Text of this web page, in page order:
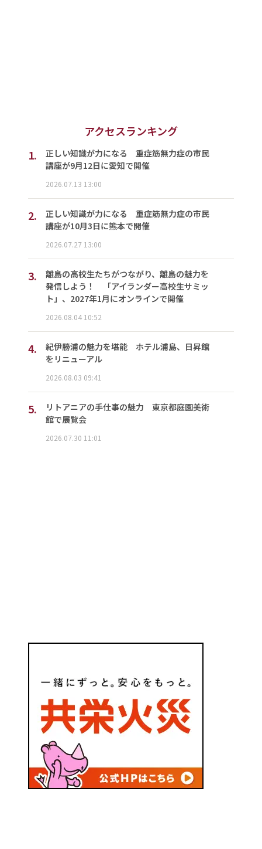
アクセスランキング
1.
正しい知識が力になる 重症筋無力症の市民
講座が9月12日に愛知で開催
2026.07.13 13:00
2.
正しい知識が力になる 重症筋無力症の市民
講座が10月3日に熊本で開催
2026.07.27 13:00
3.
離島の高校生たちがつながり、離島の魅力を
発信しよう！ 「アイランダー高校生サミッ
ト」、2027年1月にオンラインで開催
2026.08.04 10:52
4.
紀伊勝浦の魅力を堪能 ホテル浦島、日昇館
をリニューアル
2026.08.03 09:41
5.
リトアニアの手仕事の魅力 東京都庭園美術
館で展覧会
2026.07.30 11:01